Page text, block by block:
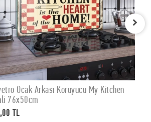
SEPETE EKLE
Decovetro Ocak Arkası Koruyucu My
Desenli 60x52cm